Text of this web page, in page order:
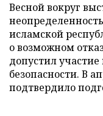
Весной вокруг
исламской
о возможном
допустил
безопасности. В
подтвердило